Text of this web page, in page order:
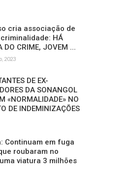
cria associação de
HÁ
DO CRIME, JOVEM ...
2023
DE EX-
DA SONANGOL
«NORMALIDADE» NO
DE INDEMINIZAÇÕES
Continuam em fuga
roubaram no
viatura 3 milhões